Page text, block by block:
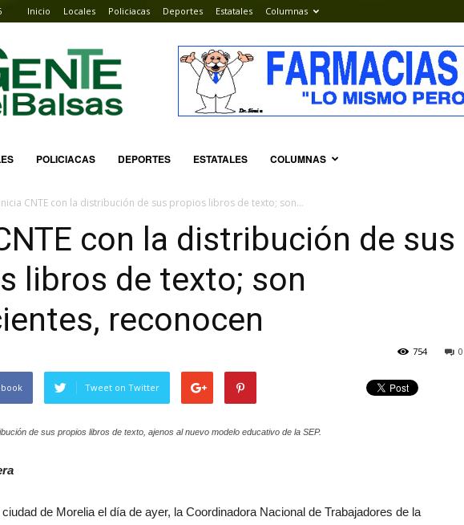
Inicio Locales Policiacas Deportes Estatales Columnas
POLICIACAS DEPORTES ESTATALES COLUMNAS
Inicia CNTE con la distribución de sus propios libros de texto; son...
con la distribución de sus
libros de texto; son
reconocen
0
754
Tweet on Twitter
de sus propios libros de texto, ajenos al nuevo modelo educativo de la SEP.
de Morelia el día de ayer, la Coordinadora Nacional de Trabajadores de la